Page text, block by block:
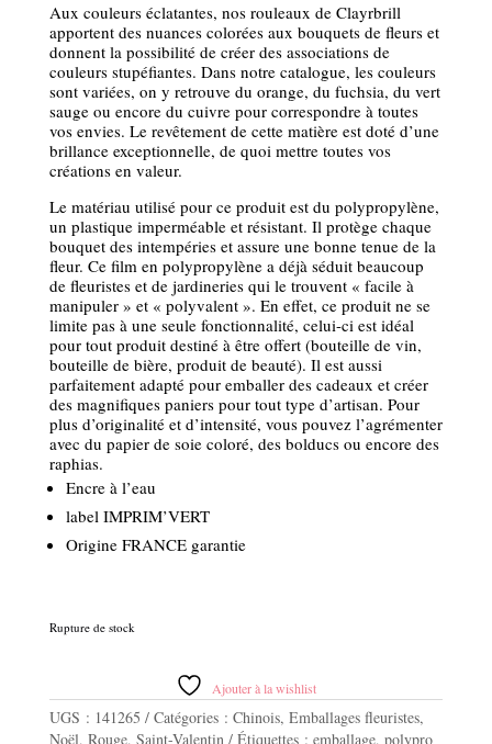
Aux couleurs éclatantes, nos rouleaux de Clayrbrill
apportent des nuances colorées aux bouquets de fleurs et
donnent la possibilité de créer des associations de
couleurs stupéfiantes. Dans notre catalogue, les couleurs
sont variées, on y retrouve du orange, du fuchsia, du vert
sauge ou encore du cuivre pour correspondre à toutes
vos envies. Le revêtement de cette matière est doté d’une
brillance exceptionnelle, de quoi mettre toutes vos
créations en valeur.
Le matériau utilisé pour ce produit est du polypropylène,
un plastique imperméable et résistant. Il protège chaque
bouquet des intempéries et assure une bonne tenue de la
fleur. Ce film en polypropylène a déjà séduit beaucoup
de fleuristes et de jardineries qui le trouvent « facile à
manipuler » et « polyvalent ». En effet, ce produit ne se
limite pas à une seule fonctionnalité, celui-ci est idéal
pour tout produit destiné à être offert (bouteille de vin,
bouteille de bière, produit de beauté). Il est aussi
parfaitement adapté pour emballer des cadeaux et créer
des magnifiques paniers pour tout type d’artisan. Pour
plus d’originalité et d’intensité, vous pouvez l’agrémenter
avec du papier de soie coloré, des bolducs ou encore des
raphias.
Encre à l’eau
label IMPRIM’VERT
Origine FRANCE garantie
Rupture de stock
Ajouter à la wishlist
UGS : 141265 Catégories : Chinois, Emballages fleuristes,
Noël, Rouge, Saint-Valentin Étiquettes : emballage, polypro